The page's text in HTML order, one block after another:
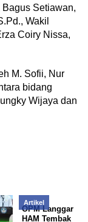
Setiawan,
Wakil
Coiry Nissa,
M. Sofii, Nur
bidang
Wijaya dan
Artikel
OPM Langgar
HAM Tembak